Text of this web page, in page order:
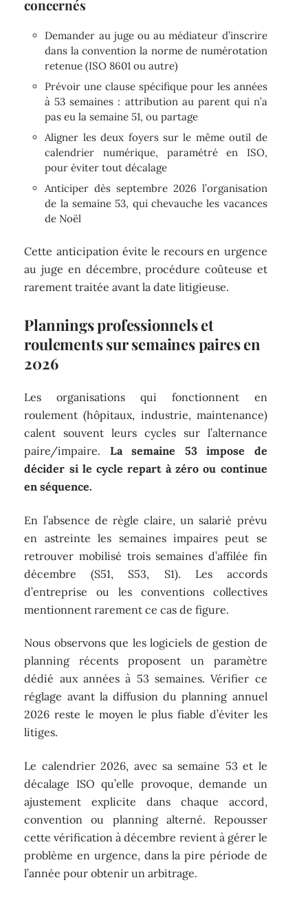
concernés
Demander au juge ou au médiateur d’inscrire
dans la convention la norme de numérotation
retenue (ISO 8601 ou autre)
Prévoir une clause spécifique pour les années
à 53 semaines : attribution au parent qui n’a
pas eu la semaine 51, ou partage
Aligner les deux foyers sur le même outil de
calendrier numérique, paramétré en ISO,
pour éviter tout décalage
Anticiper dès septembre 2026 l’organisation
de la semaine 53, qui chevauche les vacances
de Noël
Cette anticipation évite le recours en urgence
au juge en décembre, procédure coûteuse et
rarement traitée avant la date litigieuse.
Plannings professionnels et
roulements sur semaines paires en
2026
Les organisations qui fonctionnent en
roulement (hôpitaux, industrie, maintenance)
calent souvent leurs cycles sur l’alternance
paire/impaire. La semaine 53 impose de
décider si le cycle repart à zéro ou continue
en séquence.
En l’absence de règle claire, un salarié prévu
en astreinte les semaines impaires peut se
retrouver mobilisé trois semaines d’affilée fin
décembre (S51, S53, S1). Les accords
d’entreprise ou les conventions collectives
mentionnent rarement ce cas de figure.
Nous observons que les logiciels de gestion de
planning récents proposent un paramètre
dédié aux années à 53 semaines. Vérifier ce
réglage avant la diffusion du planning annuel
2026 reste le moyen le plus fiable d’éviter les
litiges.
Le calendrier 2026, avec sa semaine 53 et le
décalage ISO qu’elle provoque, demande un
ajustement explicite dans chaque accord,
convention ou planning alterné. Repousser
cette vérification à décembre revient à gérer le
problème en urgence, dans la pire période de
l’année pour obtenir un arbitrage.